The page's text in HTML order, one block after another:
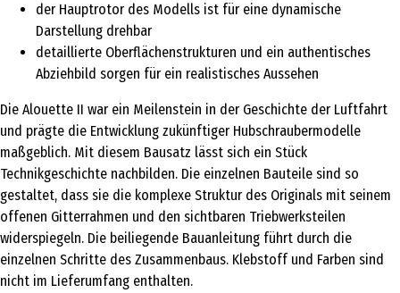
der Hauptrotor des Modells ist für eine dynamische
Darstellung drehbar
detaillierte Oberflächenstrukturen und ein authentisches
Abziehbild sorgen für ein realistisches Aussehen
Die Alouette II war ein Meilenstein in der Geschichte der Luftfahrt
und prägte die Entwicklung zukünftiger Hubschraubermodelle
maßgeblich. Mit diesem Bausatz lässt sich ein Stück
Technikgeschichte nachbilden. Die einzelnen Bauteile sind so
gestaltet, dass sie die komplexe Struktur des Originals mit seinem
offenen Gitterrahmen und den sichtbaren Triebwerksteilen
widerspiegeln. Die beiliegende Bauanleitung führt durch die
einzelnen Schritte des Zusammenbaus. Klebstoff und Farben sind
nicht im Lieferumfang enthalten.